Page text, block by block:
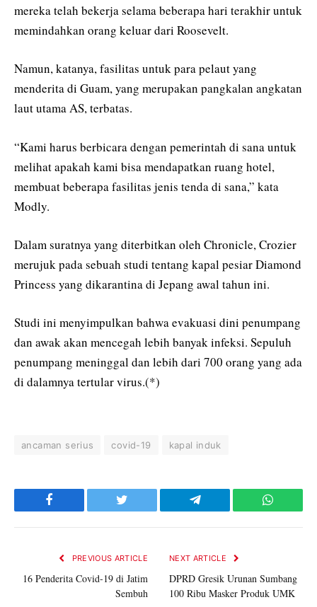
mereka telah bekerja selama beberapa hari terakhir untuk
memindahkan orang keluar dari Roosevelt.
Namun, katanya, fasilitas untuk para pelaut yang
menderita di Guam, yang merupakan pangkalan angkatan
laut utama AS, terbatas.
“Kami harus berbicara dengan pemerintah di sana untuk
melihat apakah kami bisa mendapatkan ruang hotel,
membuat beberapa fasilitas jenis tenda di sana,” kata
Modly.
Dalam suratnya yang diterbitkan oleh Chronicle, Crozier
merujuk pada sebuah studi tentang kapal pesiar Diamond
Princess yang dikarantina di Jepang awal tahun ini.
Studi ini menyimpulkan bahwa evakuasi dini penumpang
dan awak akan mencegah lebih banyak infeksi. Sepuluh
penumpang meninggal dan lebih dari 700 orang yang ada
di dalamnya tertular virus.(*)
ancaman serius covid-19 kapal induk
Facebook Twitter Telegram
PREVIOUS ARTICLE
16 Penderita Covid-19 di Jatim
Sembuh
NEXT ARTICLE
DPRD Gresik Urunan Sumbang
100 Ribu Masker Produk UMK